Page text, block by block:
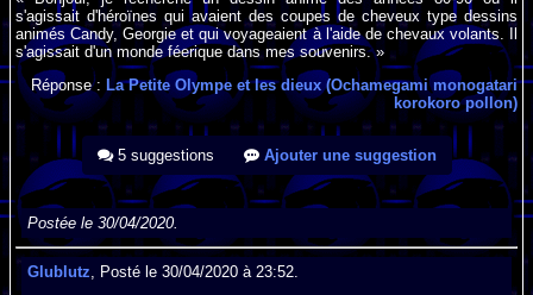
s'agissait d'héroïnes qui avaient des coupes de cheveux type dessins
animés Candy, Georgie et qui voyageaient à l'aide de chevaux volants. Il
s'agissait d'un monde féerique dans mes souvenirs. »
Réponse : La Petite Olympe et les dieux (Ochamegami monogatari
korokoro pollon)
5 suggestions Ajouter une suggestion
Postée le 30/04/2020.
Glublutz , Posté le 30/04/2020 à 23:52.